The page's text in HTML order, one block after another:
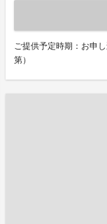
ご提供予定時期：お申
第）